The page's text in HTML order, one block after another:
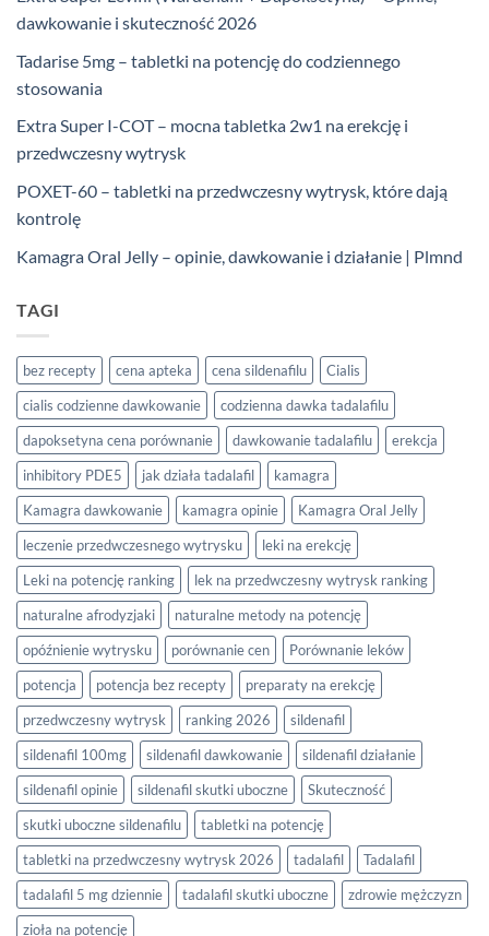
dawkowanie i skuteczność 2026
Tadarise 5mg – tabletki na potencję do codziennego
stosowania
Extra Super I-COT – mocna tabletka 2w1 na erekcję i
przedwczesny wytrysk
POXET-60 – tabletki na przedwczesny wytrysk, które dają
kontrolę
Kamagra Oral Jelly – opinie, dawkowanie i działanie | Plmnd
TAGI
bez recepty cena apteka cena sildenafilu
Cialis
cialis codzienne dawkowanie
codzienna dawka tadalafilu
dapoksetyna cena porównanie
dawkowanie tadalafilu
erekcja
inhibitory PDE5
jak działa tadalafil
kamagra
Kamagra dawkowanie
kamagra opinie
Kamagra Oral Jelly
leczenie przedwczesnego wytrysku
leki na erekcję
Leki na potencję ranking
lek na przedwczesny wytrysk ranking
naturalne afrodyzjaki
naturalne metody na potencję
opóźnienie wytrysku
porównanie cen
Porównanie leków
potencja
potencja bez recepty
preparaty na erekcję
przedwczesny wytrysk
ranking 2026
sildenafil
sildenafil 100mg
sildenafil dawkowanie
sildenafil działanie
sildenafil opinie
sildenafil skutki uboczne
Skuteczność
skutki uboczne sildenafilu
tabletki na potencję
tabletki na przedwczesny wytrysk 2026
tadalafil
Tadalafil
tadalafil 5 mg dziennie
tadalafil skutki uboczne
zdrowie mężczyzn
zioła na potencję